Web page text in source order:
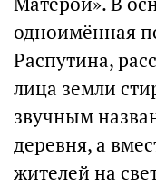
одноимённая
Распутина,
лица земли
звучным
деревня, а
жителей на